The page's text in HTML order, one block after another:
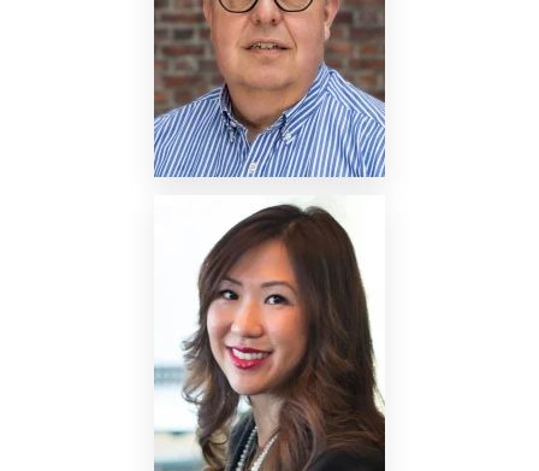
Nettside
Nettside